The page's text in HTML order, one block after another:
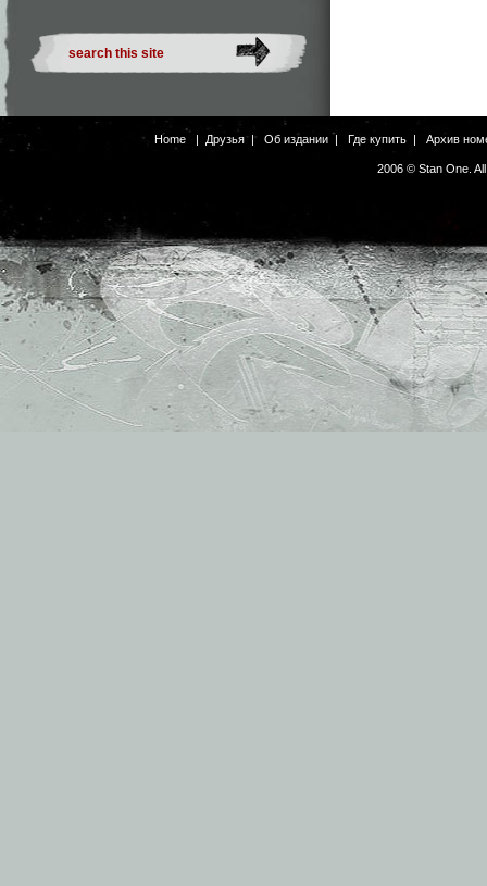
Home | Друзья| Об издании | Где купить | Архив
2006 © Stan One.